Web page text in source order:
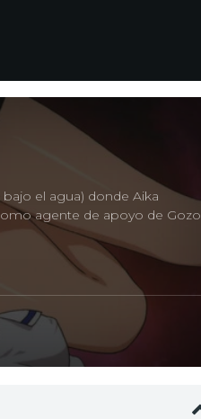
el agua) donde Aika
agente de apoyo de Gozo